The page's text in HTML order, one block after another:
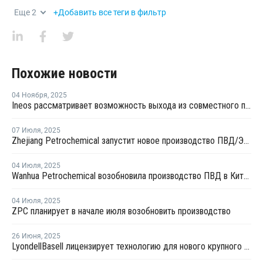
Еще2 +Добавить все теги в фильтр
Похожие новости
04 Ноября, 2025
Ineos рассматривает возможность выхода из совместного предприятия Sinopec Petchems
07 Июля, 2025
Zhejiang Petrochemical запустит новое производство ПВД/ЭВА в первом квартале 2026 года
04 Июля, 2025
Wanhua Petrochemical возобновила производство ПВД в Китае
04 Июля, 2025
ZPC планирует в начале июля возобновить производство
26 Июня, 2025
LyondellBasell лицензирует технологию для нового крупного китайского полиолефинового комплекса